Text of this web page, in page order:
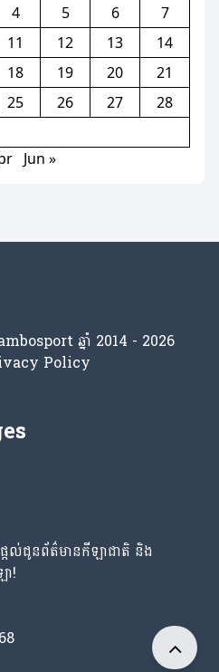
4 5 6
7
11 12 13
14
18 19 20
21
25 26 27
28
Jun »
ឆ្នាំ 2014 - 2026
Policy
ល់ជូនព័ត៌មានកីឡាជាតិ និង
!